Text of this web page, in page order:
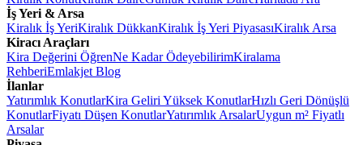
İş Yeri & Arsa
Kiralık İş YeriKiralık DükkanKiralık İş Yeri PiyasasıKiralık Arsa
Kiracı Araçları
Kira Değerini ÖğrenNe Kadar ÖdeyebilirimKiralama
RehberiEmlakjet Blog
İlanlar
Yatırımlık KonutlarKira Geliri Yüksek KonutlarHızlı Geri Dönüşlü
KonutlarFiyatı Düşen KonutlarYatırımlık ArsalarUygun m² Fiyatlı
Arsalar